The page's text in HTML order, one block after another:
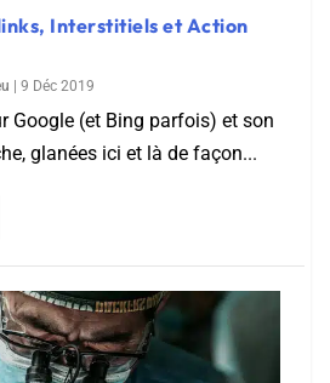
Interstitiels et Action
| 9 Déc 2019
Google (et Bing parfois) et son
glanées ici et là de façon...